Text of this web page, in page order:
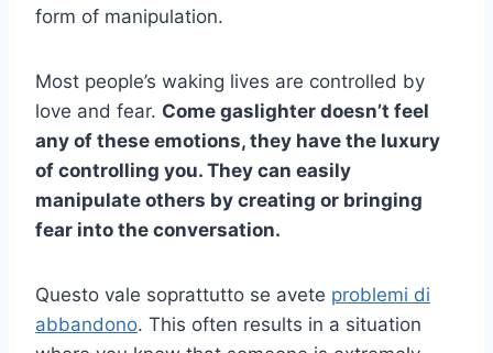
form of manipulation.
Most people’s waking lives are controlled by
love and fear. Come gaslighter doesn’t feel
any of these emotions, they have the luxury
of controlling you. They can easily
manipulate others by creating or bringing
fear into the conversation.
Questo vale soprattutto se avete problemi di
abbandono. This often results in a situation